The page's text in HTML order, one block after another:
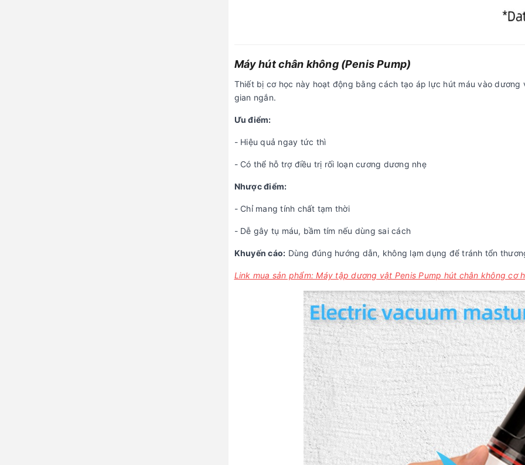
Máy hút chân không (Penis Pump)
Thiết bị cơ học này hoạt động bằng cách tạo áp lực hút máu vào
gian ngắn.
Ưu điểm:
- Hiệu quả ngay tức thì
- Có thể hỗ trợ điều trị rối loạn cương dương nhẹ
Nhược điểm:
- Chỉ mang tính chất tạm thời
- Dễ gây tụ máu, bầm tím nếu dùng sai cách
Khuyến cáo: Dùng đúng hướng dẫn, không lạm dụng để tránh tổn
Link mua sản phẩm: Máy tập dương vật Penis Pump hút chân không cơ